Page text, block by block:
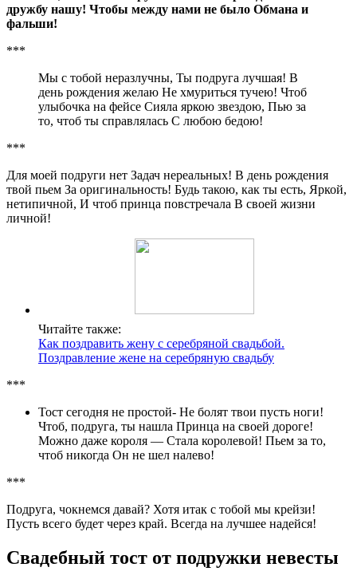
дружбу нашу! Чтобы между нами не было Обмана и
фальши!
***
Мы с тобой неразлучны, Ты подруга лучшая! В
день рождения желаю Не хмуриться тучею! Чтоб
улыбочка на фейсе Сияла яркою звездою, Пью за
то, чтоб ты справлялась С любою бедою!
***
Для моей подруги нет Задач нереальных! В день рождения
твой пьем За оригинальность! Будь такою, как ты есть, Яркой,
нетипичной, И чтоб принца повстречала В своей жизни
личной!
Читайте также:
Как поздравить жену с серебряной свадьбой.
Поздравление жене на серебряную свадьбу
***
Тост сегодня не простой- Не болят твои пусть ноги!
Чтоб, подруга, ты нашла Принца на своей дороге!
Можно даже короля — Стала королевой! Пьем за то,
чтоб никогда Он не шел налево!
***
Подруга, чокнемся давай? Хотя итак с тобой мы крейзи!
Пусть всего будет через край. Всегда на лучшее надейся!
Свадебный тост от подружки невесты